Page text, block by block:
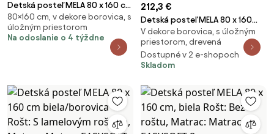
Detská posteľ MELA 80 x 160 cm
biela/borovica Rošt: Bez roštu,
Matrac: Matrac EASYSOFT 10
cm
80×160 cm, v dekore borovica, s
úložným priestorom
Na odoslanie o 4 týždne
212,3 €
Detská posteľ MELA 80 x 160
cm, biela Rošt: S lamelovým
roštom, Matrac: Matrac
EASYSOFT 8 cm
V dekore borovica, s úložným
priestorom, drevená
Dostupné v 2 e-shopoch
Skladom